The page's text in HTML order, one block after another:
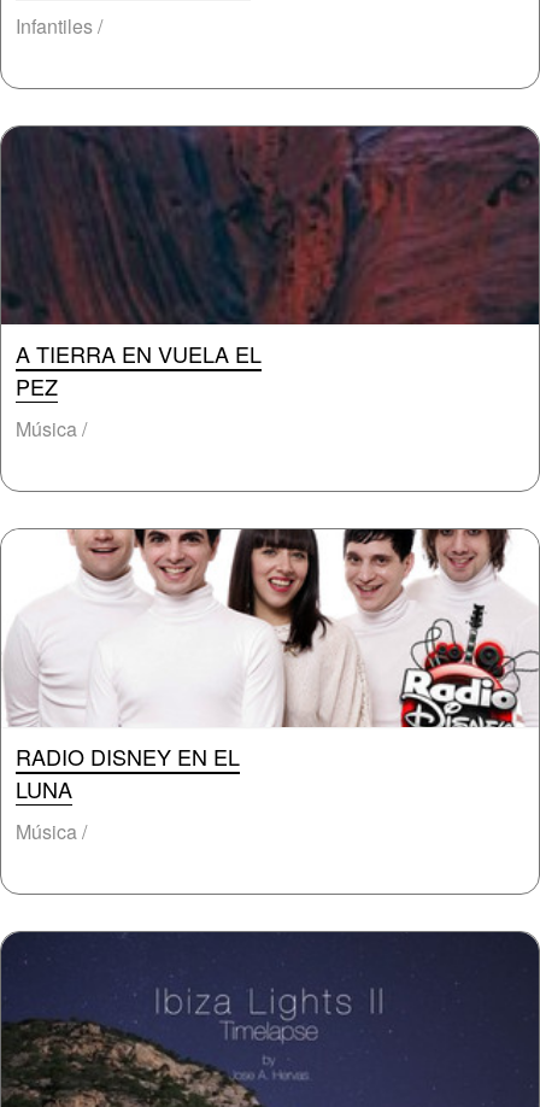
Infantiles /
A TIERRA EN VUELA EL
PEZ
Música /
RADIO DISNEY EN EL
LUNA
Música /